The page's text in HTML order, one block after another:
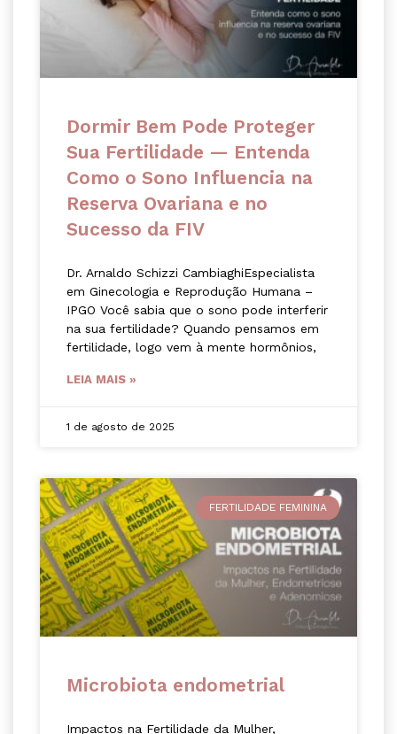
Dormir Bem Pode Proteger
Sua Fertilidade — Entenda
Como o Sono Influencia na
Reserva Ovariana e no
Sucesso da FIV
Dr. Arnaldo Schizzi CambiaghiEspecialista
em Ginecologia e Reprodução Humana –
IPGO Você sabia que o sono pode interferir
na sua fertilidade? Quando pensamos em
fertilidade, logo vem à mente hormônios,
LEIA MAIS »
1 de agosto de 2025
FERTILIDADE FEMININA
Microbiota endometrial
Impactos na Fertilidade da Mulher,